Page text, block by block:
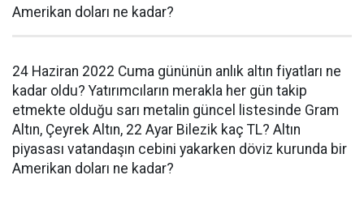
Amerikan doları ne kadar?
24 Haziran 2022 Cuma gününün anlık altın fiyatları ne
kadar oldu? Yatırımcıların merakla her gün takip
etmekte olduğu sarı metalin güncel listesinde Gram
Altın, Çeyrek Altın, 22 Ayar Bilezik kaç TL? Altın
piyasası vatandaşın cebini yakarken döviz kurunda bir
Amerikan doları ne kadar?